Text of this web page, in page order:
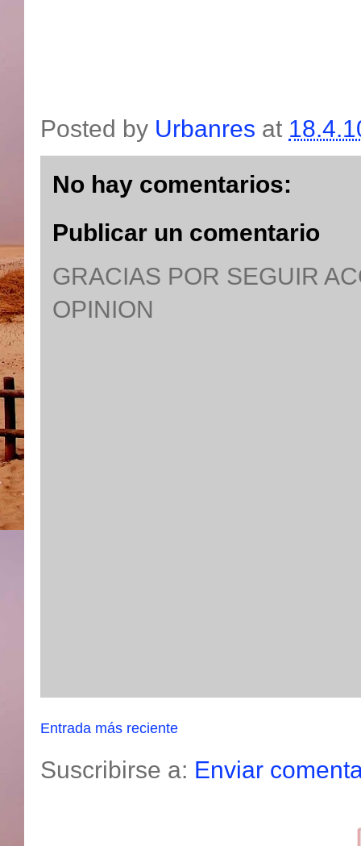
Posted by Urbanres at
No hay comentarios:
Publicar un comentario
GRACIAS POR SEGUIR
OPINION
Entrada más reciente
Suscribirse a: Enviar